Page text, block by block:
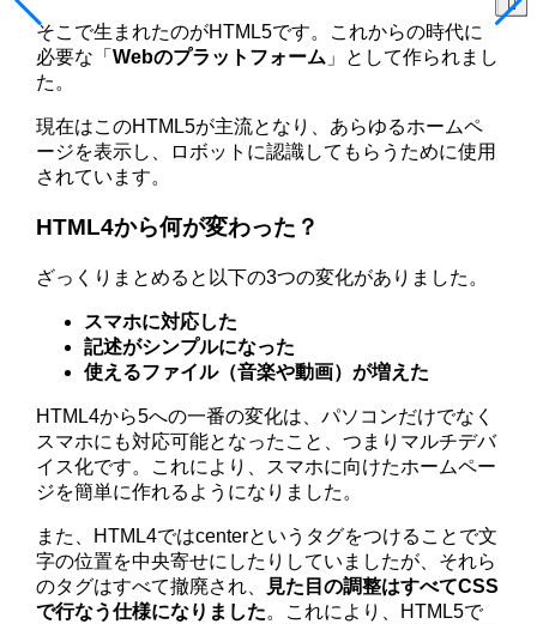
そこで生まれたのがHTML5です。これからの時代に
必要な「Webのプラットフォーム 」として作られまし
た。
現在はこのHTML5が主流となり、あらゆるホームペ
ージを表示し、ロボットに認識してもらうために使用
されています。
HTML4から何が変わった？
ざっくりまとめると以下の3つの変化がありました。
スマホに対応した
記述がシンプルになった
使えるファイル（音楽や動画）が増えた
HTML4から5への一番の変化は、パソコンだけでなく
スマホにも対応可能となったこと、つまりマルチデバ
イス化です。これにより、スマホに向けたホームペー
ジを簡単に作れるようになりました。
また、HTML4ではcenterというタグをつけることで文
字の位置を中央寄せにしたりしていましたが、それら
のタグはすべて撤廃され、
見た目の調整はすべてCSS
で行なう仕様になりました。これにより、HTML5で